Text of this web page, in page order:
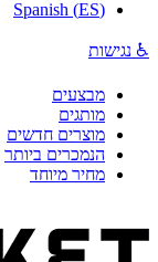
Spanish (ES)
♿ נגישות
מבצעים
מותגים
מוצרים חדשים
הנמכרים ביותר
מחיר מיוחד